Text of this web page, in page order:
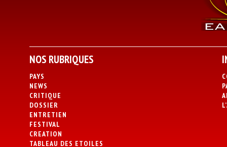
NOS RUBRIQUES
PAYS
NEWS
CRITIQUE
DOSSIER
ENTRETIEN
FESTIVAL
CREATION
TABLEAU DES ETOILES